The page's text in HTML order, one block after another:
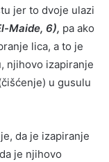
jer to dvoje ulazi
Maide, 6), pa ako
lica, a to je
njihovo izapiranje
u gusulu
da je izapiranje
je njihovo